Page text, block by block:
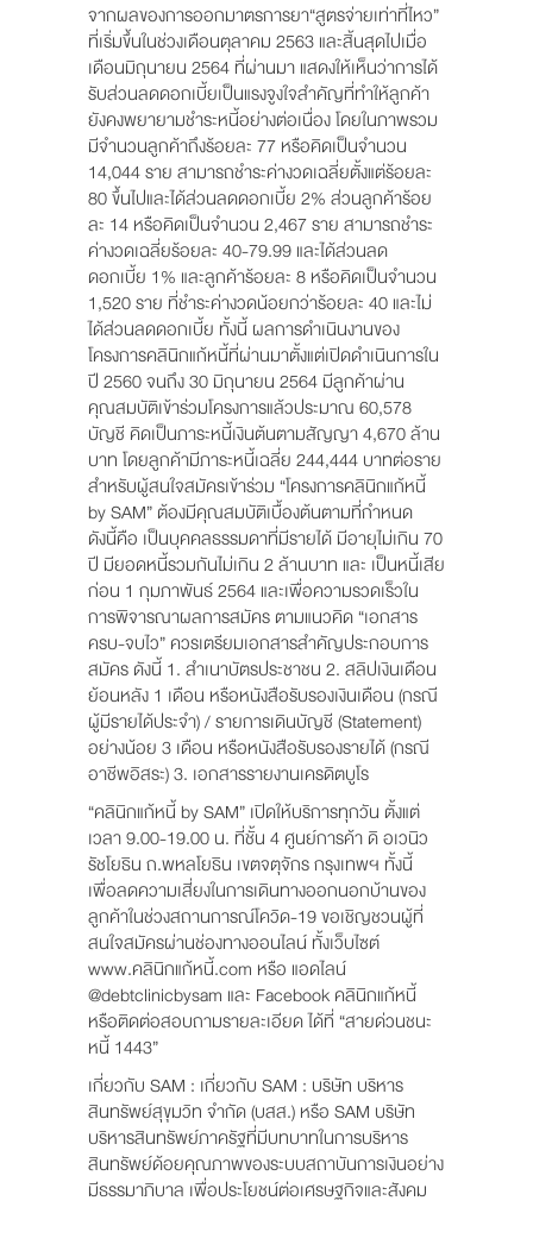
จากผลของการออกมาตรการยา“สูตรจ่ายเท่าที่ไหว”
ที่เริ่มขึ้นในช่วงเดือนตุลาคม 2563 และสิ้นสุดไปเมื่อ
เดือนมิถุนายน 2564 ที่ผ่านมา แสดงให้เห็นว่าการได้
รับส่วนลดดอกเบี้ยเป็นแรงจูงใจสำคัญที่ทำให้ลูกค้า
ยังคงพยายามชำระหนี้อย่างต่อเนื่อง โดยในภาพรวม
มีจำนวนลูกค้าถึงร้อยละ 77 หรือคิดเป็นจำนวน
14,044 ราย สามารถชำระค่างวดเฉลี่ยตั้งแต่ร้อยละ
80 ขึ้นไปและได้ส่วนลดดอกเบี้ย 2% ส่วนลูกค้าร้อย
ละ 14 หรือคิดเป็นจำนวน 2,467 ราย สามารถชำระ
ค่างวดเฉลี่ยร้อยละ 40-79.99 และได้ส่วนลด
ดอกเบี้ย 1% และลูกค้าร้อยละ 8 หรือคิดเป็นจำนวน
1,520 ราย ที่ชำระค่างวดน้อยกว่าร้อยละ 40 และไม่
ได้ส่วนลดดอกเบี้ย ทั้งนี้ ผลการดำเนินงานของ
โครงการคลินิกแก้หนี้ที่ผ่านมาตั้งแต่เปิดดำเนินการใน
ปี 2560 จนถึง 30 มิถุนายน 2564 มีลูกค้าผ่าน
คุณสมบัติเข้าร่วมโครงการแล้วประมาณ 60,578
บัญชี คิดเป็นภาระหนี้เงินต้นตามสัญญา 4,670 ล้าน
บาท โดยลูกค้ามีภาระหนี้เฉลี่ย 244,444 บาทต่อราย
สำหรับผู้สนใจสมัครเข้าร่วม “โครงการคลินิกแก้หนี้
by SAM” ต้องมีคุณสมบัติเบื้องต้นตามที่กำหนด
ดังนี้คือ เป็นบุคคลธรรมดาที่มีรายได้ มีอายุไม่เกิน 70
ปี มียอดหนี้รวมกันไม่เกิน 2 ล้านบาท และ เป็นหนี้เสีย
ก่อน 1 กุมภาพันธ์ 2564 และเพื่อความรวดเร็วใน
การพิจารณาผลการสมัคร ตามแนวคิด “เอกสาร
ครบ-จบไว” ควรเตรียมเอกสารสำคัญประกอบการ
สมัคร ดังนี้ 1. สำเนาบัตรประชาชน 2. สลิปเงินเดือน
ย้อนหลัง 1 เดือน หรือหนังสือรับรองเงินเดือน (กรณี
ผู้มีรายได้ประจำ) / รายการเดินบัญชี (Statement)
อย่างน้อย 3 เดือน หรือหนังสือรับรองรายได้ (กรณี
อาชีพอิสระ) 3. เอกสารรายงานเครดิตบูโร
“คลินิกแก้หนี้ by SAM” เปิดให้บริการทุกวัน ตั้งแต่
เวลา 9.00-19.00 น. ที่ชั้น 4 ศูนย์การค้า ดิ อเวนิว
รัชโยธิน ถ.พหลโยธิน เขตจตุจักร กรุงเทพฯ ทั้งนี้
เพื่อลดความเสี่ยงในการเดินทางออกนอกบ้านของ
ลูกค้าในช่วงสถานการณ์โควิด-19 ขอเชิญชวนผู้ที่
สนใจสมัครผ่านช่องทางออนไลน์ ทั้งเว็บไซต์
www.คลินิกแก้หนี้.com หรือ แอดไลน์
@debtclinicbysam และ Facebook คลินิกแก้หนี้
หรือติดต่อสอบถามรายละเอียด ได้ที่ “สายด่วนชนะ
หนี้ 1443”
เกี่ยวกับ SAM : เกี่ยวกับ SAM : บริษัท บริหาร
สินทรัพย์สุขุมวิท จำกัด (บสส.) หรือ SAM บริษัท
บริหารสินทรัพย์ภาครัฐที่มีบทบาทในการบริหาร
สินทรัพย์ด้อยคุณภาพของระบบสถาบันการเงินอย่าง
มีธรรมาภิบาล เพื่อประโยชน์ต่อเศรษฐกิจและสังคม